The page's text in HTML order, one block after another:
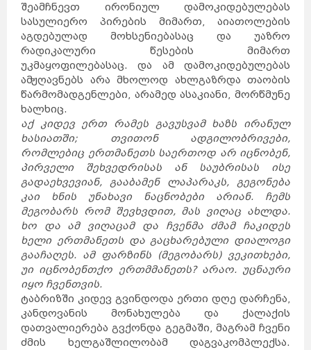
შეამჩნევთ ირონიულ დამოკიდებულებას
სასულიერო პირების მიმართ, აიათოლების
აგდებულად მოხსენიებასაც და უაზრო
რადიკალური წესების მიმართ
უკმაყოფილებასაც. და ამ დამოკიდებულებას
ამჟღავნებს არა მხოლოდ ახლგაზრდა თაობის
წარმომადგენლები, არამედ ასაკიანი, მორწმუნე
ხალხიც.
აქ კიდევ ერთ რამეს გავუსვამ ხაზს ირანულ
ხასიათში; თვითონ ადგილობრივები,
რომლებიც ერთმანეთს საერთოდ არ იცნობენ,
პირველი შეხვედრისას ან საუბრისას ისე
გადაეხვევიან, გააბამენ ლაპარაკს, გეგონება
კაი ხნის უნახავი ნაცნობები არიან. ჩემს
მეგობარს რომ შევხვდით, მას ვიღაც ახლდა.
ხო და ამ ვიღაცამ და ჩვენმა ძმამ ჩაკიდეს
ხელი ერთმანეთს და გაცხარებული დიალოგი
გააჩაღეს. ამ ფარზინს (მეგობარს) ვეკითხები,
უი იცნობენთქო ერთმმანეთს? არაო. უცნაური
იყო ჩვენთვის.
ტაბრიზში კიდევ გვინდოდა ერთი დღე დარჩენა,
კანდოვანის მონახულება და ქალაქის
დათვალიერება გვქონდა გეგმაში, მაგრამ ჩვენი
ძმის ხელგაშლილობამ დაგვაკომპლექსა.